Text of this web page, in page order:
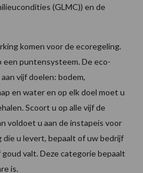
(GLMC)) en de
komen voor de ecoregeling.
een puntensysteem. De eco-
vijf doelen: bodem,
en water en op elk doel moet u
Scoort u op alle vijf de
voldoet u aan de instapeis voor
die u levert, bepaalt of uw bedrijf
valt. Deze categorie bepaalt
is.